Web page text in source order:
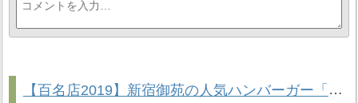
【百名店2019】新宿御苑の人気ハンバーガー「CHATTY CHATTY」